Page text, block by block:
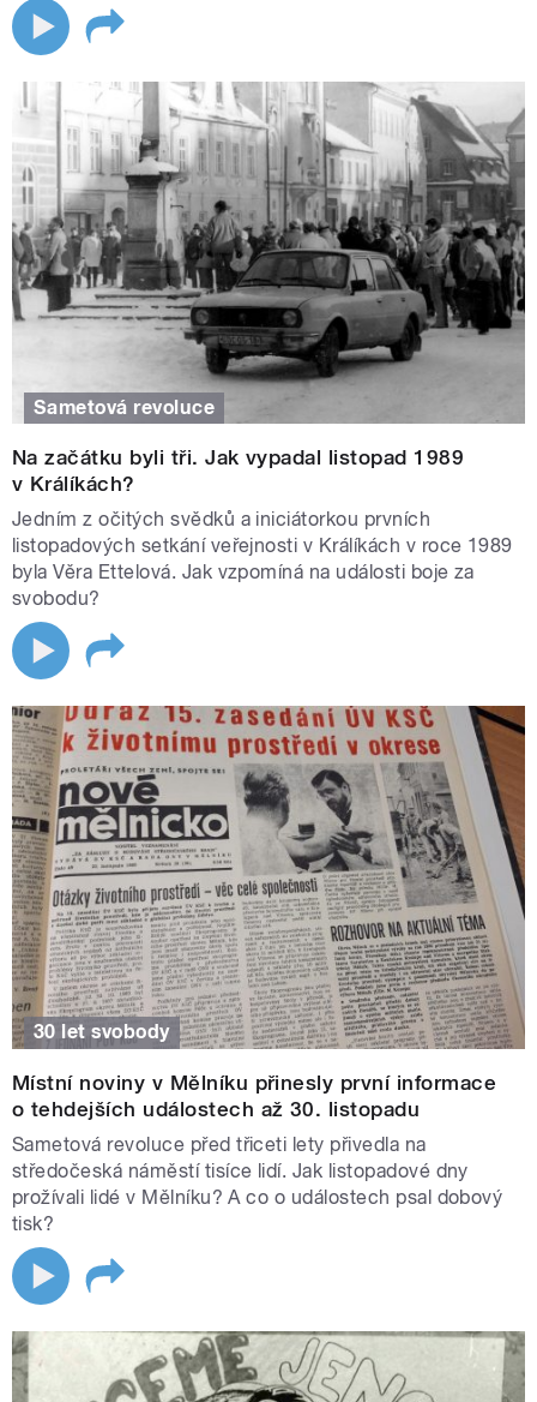
Sametová revoluce
Na začátku byli tři. Jak vypadal listopad 1989
v Králíkách?
Jedním z očitých svědků a iniciátorkou prvních
listopadových setkání veřejnosti v Králíkách v roce 1989
byla Věra Ettelová. Jak vzpomíná na události boje za
svobodu?
30 let svobody
Místní noviny v Mělníku přinesly první informace
o tehdejších událostech až 30. listopadu
Sametová revoluce před třiceti lety přivedla na
středočeská náměstí tisíce lidí. Jak listopadové dny
prožívali lidé v Mělníku? A co o událostech psal dobový
tisk?